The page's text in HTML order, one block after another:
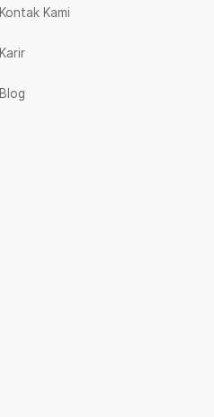
Kontak Kami
Karir
Blog